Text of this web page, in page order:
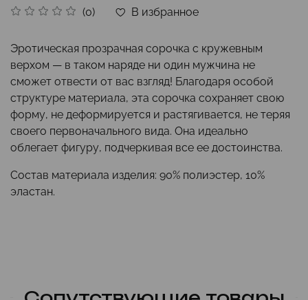
(0) В избранное
Эротическая прозрачная сорочка с кружевным
верхом — в таком наряде ни один мужчина не
сможет отвести от вас взгляд! Благодаря особой
структуре материала, эта сорочка сохраняет свою
форму, не деформируется и растягивается, не теряя
своего первоначального вида. Она идеально
облегает фигуру, подчеркивая все ее достоинства.
Состав материала изделия: 90% полиэстер, 10%
эластан.